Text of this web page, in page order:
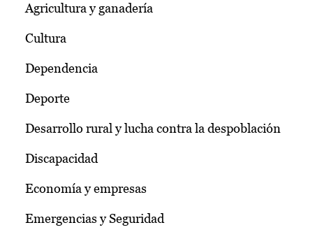
Agricultura y ganadería
Cultura
Dependencia
Deporte
Desarrollo rural y lucha contra la despoblación
Discapacidad
Economía y empresas
Emergencias y Seguridad